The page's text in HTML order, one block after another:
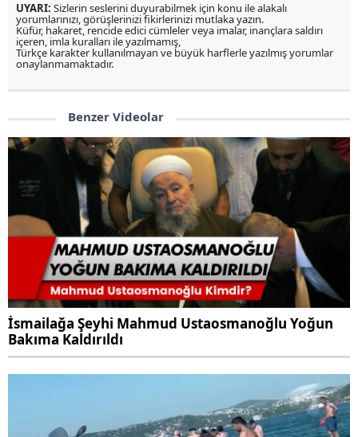
UYARI: Sizlerin seslerini duyurabilmek için konu ile alakalı
yorumlarınızı, görüşlerinizi fikirlerinizi mutlaka yazın.
Küfür, hakaret, rencide edici cümleler veya imalar, inançlara saldırı
içeren, imla kuralları ile yazılmamış,
Türkçe karakter kullanılmayan ve büyük harflerle yazılmış yorumlar
onaylanmamaktadır.
Benzer Videolar
İsmailağa Şeyhi Mahmud Ustaosmanoğlu Yoğun
Bakıma Kaldırıldı